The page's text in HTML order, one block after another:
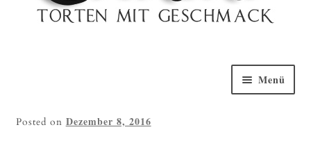
Menü
Posted on Dezember 8, 2016